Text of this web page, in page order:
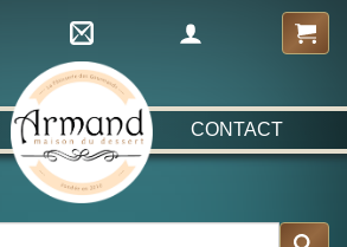
CONTACT